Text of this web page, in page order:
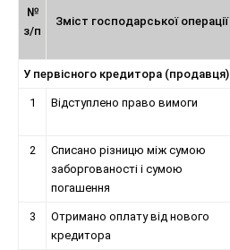
№
з/п
Зміст господарської операції
У первісного кредитора (продавця)
1 Відступлено право вимоги
2
Списано різницю між сумою
заборгованості і сумою
погашення
3
Отримано оплату від нового
кредитора